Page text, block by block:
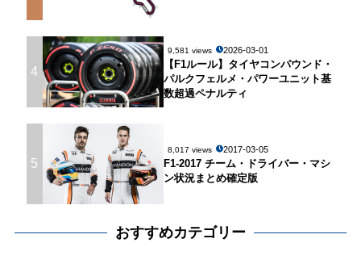
4
9,581 views 2026-03-01
【F1ルール】タイヤコンパウンド・
パルクフェルメ・パワーユニット基
数超過ペナルティ
5
8,017 views 2017-03-05
F1-2017 チーム・ドライバー・マシ
ン状況まとめ確定版
おすすめカテゴリー